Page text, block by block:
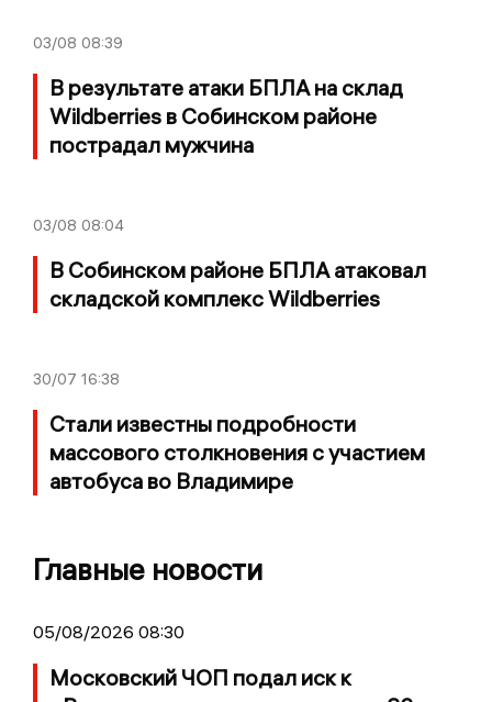
03/08 08:39
В результате атаки БПЛА на склад
Wildberries в Собинском районе
пострадал мужчина
03/08 08:04
В Собинском районе БПЛА атаковал
складской комплекс Wildberries
30/07 16:38
Стали известны подробности
массового столкновения с участием
автобуса во Владимире
Главные новости
05/08/2026 08:30
Московский ЧОП подал иск к